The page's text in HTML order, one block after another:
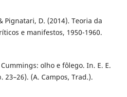
Pignatari, D. (2014). Teoria da
e manifestos, 1950-1960.
olho e fôlego. In. E. E.
23–26). (A. Campos, Trad.).